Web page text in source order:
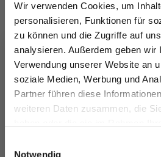
Wir verwenden Cookies, um
personalisieren, Funktionen für
zu können und die Zugriffe auf
analysieren. Außerdem geben wir
Verwendung unserer Website an
soziale Medien, Werbung und
Partner führen diese
weiteren Daten zusammen, die
Notwendig
Erstelle in nur 4
ERHALTE 5%
DEINE